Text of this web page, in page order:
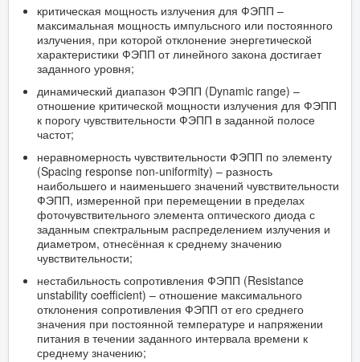
критическая мощность излучения для ФЭПП –
максимальная мощность импульсного или постоянного
излучения, при которой отклонение энергетической
характеристики ФЭПП от линейного закона достигает
заданного уровня;
динамический диапазон ФЭПП (Dynamic range) –
отношение критической мощности излучения для ФЭПП
к порогу чувствительности ФЭПП в заданной полосе
частот;
неравномерность чувствительности ФЭПП по элементу
(Spacing response non-uniformity) – разность
наибольшего и наименьшего значений чувствительности
ФЭПП, измеренной при перемещении в пределах
фоточувствительного элемента оптического диода с
заданным спектральным распределением излучения и
диаметром, отнесённая к среднему значению
чувствительности;
нестабильность сопротивления ФЭПП (Resistance
unstability coefficient) – отношение максимального
отклонения сопротивления ФЭПП от его среднего
значения при постоянной температуре и напряжении
питания в течении заданного интервала времени к
среднему значению;